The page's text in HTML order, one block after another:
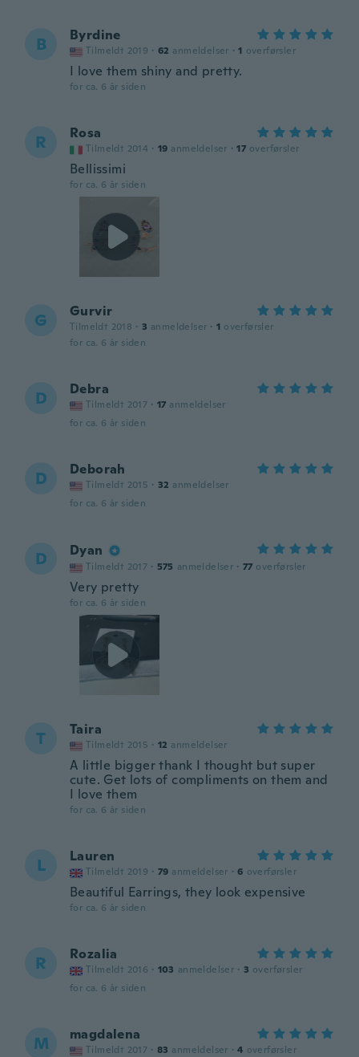
B Byrdine
Tilmeldt 2019 · 62 anmeldelser · 1 overførsler
I love them shiny and pretty.
for ca. 6 år siden
R Rosa
Tilmeldt 2014 · 19 anmeldelser · 17 overførsler
Bellissimi
for ca. 6 år siden
G Gurvir
Tilmeldt 2018 · 3 anmeldelser · 1 overførsler
for ca. 6 år siden
D Debra
Tilmeldt 2017 · 17 anmeldelser
for ca. 6 år siden
D Deborah
Tilmeldt 2015 · 32 anmeldelser
for ca. 6 år siden
D Dyan
Tilmeldt 2017 · 575 anmeldelser · 77 overførsler
Very pretty
for ca. 6 år siden
T Taira
Tilmeldt 2015 · 12 anmeldelser
A little bigger thank I thought but super
cute. Get lots of compliments on them and
I love them
for ca. 6 år siden
L Lauren
Tilmeldt 2019 · 79 anmeldelser · 6 overførsler
Beautiful Earrings, they look expensive
for ca. 6 år siden
R Rozalia
Tilmeldt 2016 · 103 anmeldelser · 3 overførsler
for ca. 6 år siden
M magdalena
Tilmeldt 2017 · 83 anmeldelser · 4 overførsler